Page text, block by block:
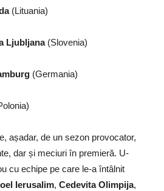
(Lituania)
Ljubljana(Slovenia)
(Germania)
așadar, de un sezon provocator,
dar și meciuri în premieră. U-
cu echipe pe care le-a întâlnit
Ierusalim, Cedevita Olimpija,